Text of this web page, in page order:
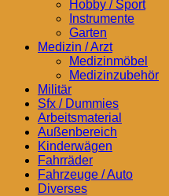
Hobby / Sport
Instrumente
Garten
Medizin / Arzt
Medizinmöbel
Medizinzubehör
Militär
Sfx / Dummies
Arbeitsmaterial
Außenbereich
Kinderwägen
Fahrräder
Fahrzeuge / Auto
Diverses